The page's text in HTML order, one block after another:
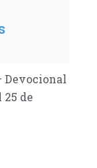
Devocional
25 de